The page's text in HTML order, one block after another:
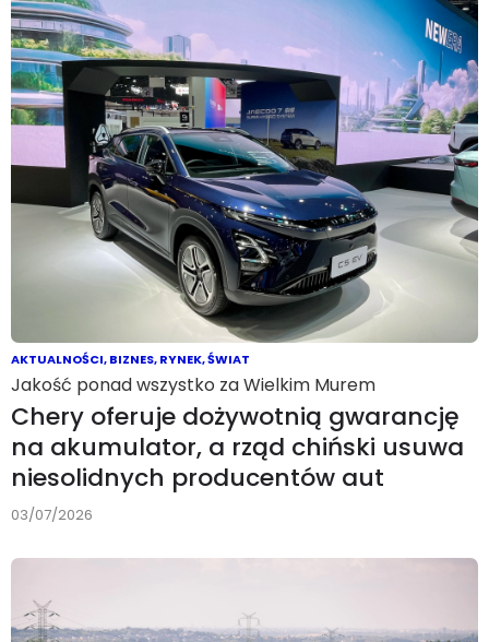
AKTUALNOŚCI,BIZNES,RYNEK,ŚWIAT
Jakość ponad wszystko za Wielkim Murem
Chery oferuje dożywotnią gwarancję
na akumulator, a rząd chiński usuwa
niesolidnych producentów aut
03/07/2026